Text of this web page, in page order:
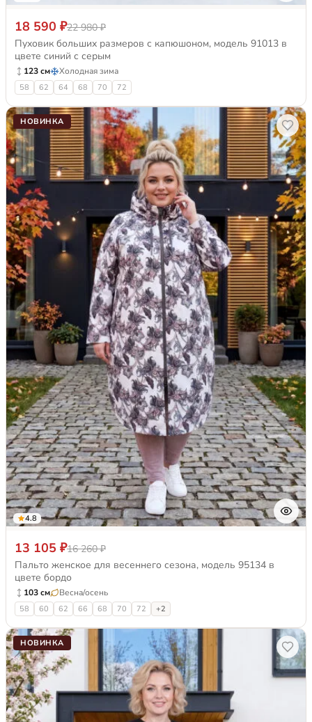
18 590 ₽22 980 ₽
Пуховик больших размеров с капюшоном, модель 91013 в
цвете синий с серым
123 см Холодная зима
58 62 64 68 70 72
НОВИНКА
4.8
13 105 ₽16 260 ₽
Пальто женское для весеннего сезона, модель 95134 в
цвете бордо
103 см Весна/осень
58 60 62 66 68 70 72 +2
НОВИНКА